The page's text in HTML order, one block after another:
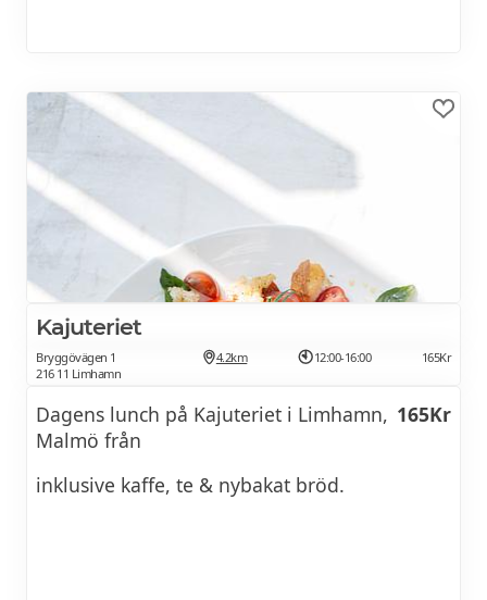
Kajuteriet
Bryggövägen 1
216 11 Limhamn
4.2km 12:00-16:00 165Kr
Dagens lunch på Kajuteriet i Limhamn,
Malmö från
165Kr
inklusive kaffe, te & nybakat bröd.